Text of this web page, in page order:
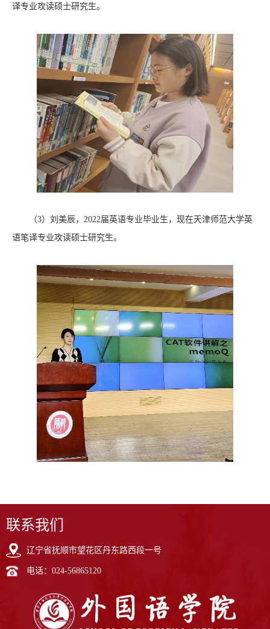
译专业攻读硕士研究生。
（3）刘美辰，2022届英语专业毕业生，现在天津师范大学英
语笔译专业攻读硕士研究生。
联系我们
辽宁省抚顺市望花区丹东路西段一号
电话：024-56865120